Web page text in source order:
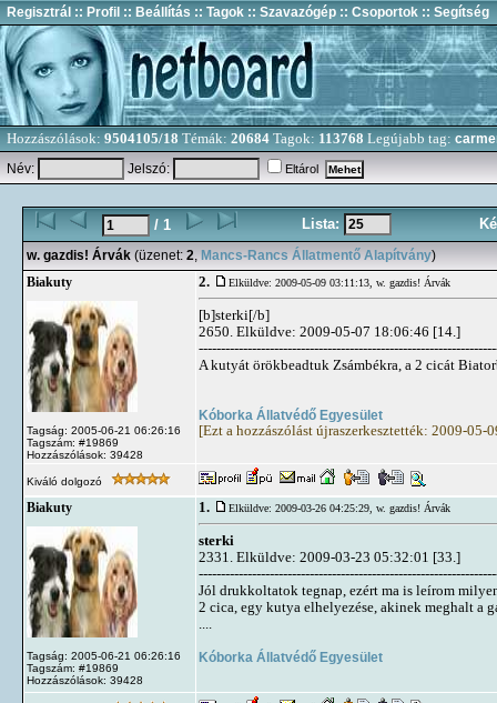
Regisztrál :: Profil :: Beállítás :: Tagok :: Szavazógép :: Csoportok :: Segítség
Hozzászólások: 9504105/18 Témák: 20684 Tagok: 113768 Legújabb tag:
Név:
Jelszó: Eltárol
/ 1 Lista:
w. gazdis! Árvák (üzenet: 2, Mancs-Rancs Állatmentő Alapítvány)
Biakuty
Tagság: 2005-06-21 06:26:16
Tagszám: #19869
Hozzászólások: 39428
2. Elküldve: 2009-05-09 03:11:13, w. gazdis! Árvák
[b]sterki[/b]
2650. Elküldve: 2009-05-07 18:06:46 [14.]
A kutyát örökbeadtuk Zsámbékra, a 2 cicát
Kóborka Állatvédő Egyesület
[Ezt a hozzászólást újraszerkesztették: 2009-05-
Kiváló dolgozó
Biakuty
Tagság: 2005-06-21 06:26:16
Tagszám: #19869
Hozzászólások: 39428
1. Elküldve: 2009-03-26 04:25:29, w. gazdis! Árvák
sterki
2331. Elküldve: 2009-03-23 05:32:01 [33.]
Jól drukkoltatok tegnap, ezért ma is leírom
2 cica, egy kutya elhelyezése, akinek meghalt a
Kóborka Állatvédő Egyesület